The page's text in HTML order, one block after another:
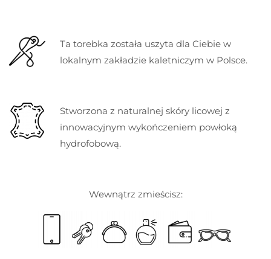
Ta torebka została uszyta dla Ciebie w
lokalnym zakładzie kaletniczym w Polsce.
Stworzona z naturalnej skóry licowej z
innowacyjnym wykończeniem powłoką
hydrofobową.
Wewnątrz zmieścisz: